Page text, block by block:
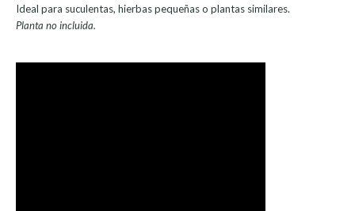
Ideal para suculentas, hierbas pequeñas o plantas similares.
Planta no incluida.